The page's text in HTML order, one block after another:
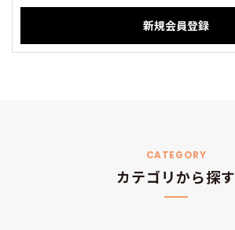
CATEGORY
カテゴリから探す